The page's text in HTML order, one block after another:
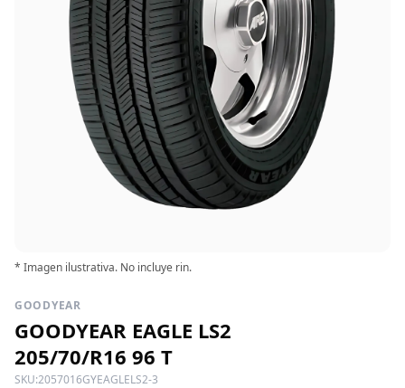
* Imagen ilustrativa. No incluye rin.
GOODYEAR
GOODYEAR EAGLE LS2
205/70/R16 96 T
SKU:2057016GYEAGLELS2-3